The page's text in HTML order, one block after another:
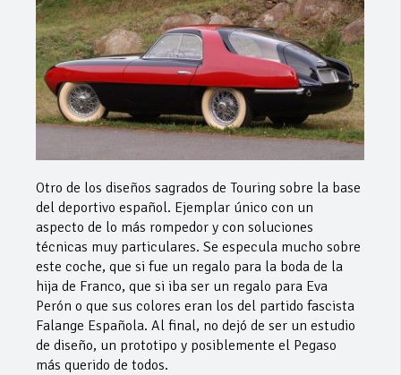
Otro de los diseños sagrados de Touring sobre la base
del deportivo español. Ejemplar único con un
aspecto de lo más rompedor y con soluciones
técnicas muy particulares. Se especula mucho sobre
este coche, que si fue un regalo para la boda de la
hija de Franco, que si iba ser un regalo para Eva
Perón o que sus colores eran los del partido fascista
Falange Española. Al final, no dejó de ser un estudio
de diseño, un prototipo y posiblemente el Pegaso
más querido de todos.